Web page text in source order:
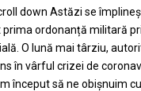
down Astăzi se
prima ordonanță militară
O lună mai târziu,
în vârful crizei de
început să ne obișnuim